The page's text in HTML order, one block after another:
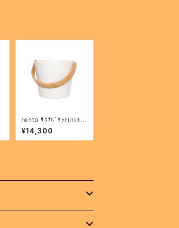
rento ｻｳﾅﾊﾞｹｯﾄ(ﾊﾝﾄﾞ
ﾙ) ﾎﾜｲﾄ 601177
¥14,300